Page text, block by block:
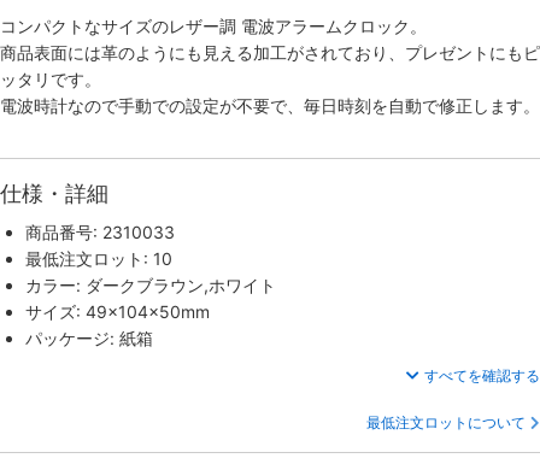
コンパクトなサイズのレザー調 電波アラームクロック。
商品表面には革のようにも見える加工がされており、プレゼントにもピ
ッタリです。
電波時計なので手動での設定が不要で、毎日時刻を自動で修正します。
仕様・詳細
商品番号: 2310033
最低注文ロット: 10
カラー: ダークブラウン,ホワイト
サイズ: 49×104×50mm
パッケージ: 紙箱
すべてを確認する
最低注文ロットについて